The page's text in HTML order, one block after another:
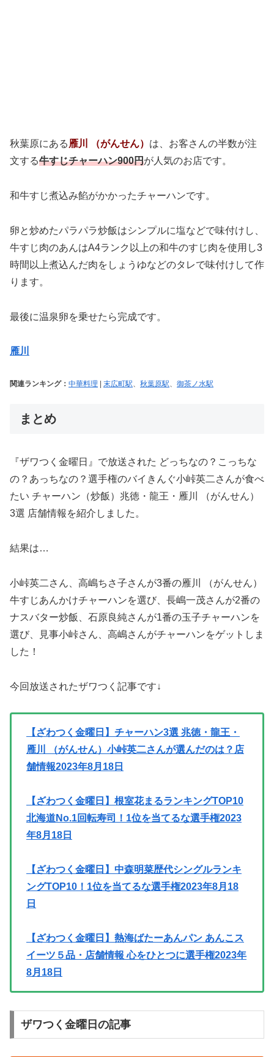
秋葉原にある 雁川 （がんせん） は、お客さんの半数が注
文する牛すじチャーハン900円が人気のお店です。
和牛すじ煮込み餡がかかったチャーハンです。
卵と炒めたパラパラ炒飯はシンプルに塩などで味付けし、
牛すじ肉のあんはA4ランク以上の和牛のすじ肉を使用し3
時間以上煮込んだ肉をしょうゆなどのタレで味付けして作
ります。
最後に温泉卵を乗せたら完成です。
雁川
関連ランキング： 中華料理 末広町駅、 秋葉原駅、 御茶ノ水駅
まとめ
『ザワつく金曜日』で放送された どっちなの？こっちな
の？あっちなの？選手権のバイきんぐ小峠英二さんが食べ
たい チャーハン（炒飯）兆徳・龍王・雁川 （がんせん）
3選 店舗情報を紹介しました。
結果は…
小峠英二さん、高嶋ちさ子さんが3番の雁川 （がんせん）
牛すじあんかけチャーハンを選び、長嶋一茂さんが2番の
ナスバター炒飯、石原良純さんが1番の玉子チャーハンを
選び、見事小峠さん、高嶋さんがチャーハンをゲットしま
した！
今回放送されたザワつく記事です↓
【ざわつく金曜日】チャーハン3選 兆徳・龍王・
雁川 （がんせん）小峠英二さんが選んだのは？店
舗情報2023年8月18日
【ざわつく金曜日】根室花まるランキングTOP10
北海道No.1回転寿司！1位を当てるな選手権2023
年8月18日
【ざわつく金曜日】中森明菜歴代シングルランキ
ングTOP10！1位を当てるな選手権2023年8月18
日
【ざわつく金曜日】熱海ばたーあんパン あんこス
イーツ５品・店舗情報 心をひとつに選手権2023年
8月18日
ザワつく金曜日の記事